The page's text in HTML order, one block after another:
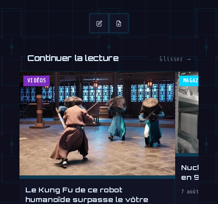
Continuer la lecture Glisser →
VIDÉOS
Le Kung Fu de ce robot
humanoïde surpasse le vôtre
MAGAZINE
Nucleus
en 90
7 août 2026